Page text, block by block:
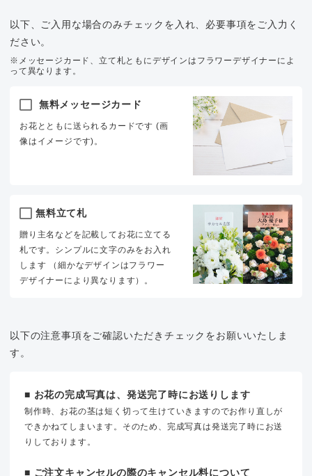
以下、ご入用な場合のみチェックを入れ、必要事項をご入力く
ださい。
※メッセージカード、立て札ともにデザインはフラワーデザイナーによ
って異なります。
無料メッセージカード
お花とともに送られるカードです (画
像はイメージです)。
無料立て札
贈り主名などを記載してお花に立てる
札です。シンプルに文字のみをお入れ
します （細かなデザインはフラワー
デザイナーにより異なります）。
以下の注意事項をご確認いただきチェックをお願いいたしま
す。
■ お花の完成写真は、発送完了時にお送りします
制作時、お花の茎は短く切って生けていきますのでお作り直しが
できかねてしまいます。そのため、完成写真は発送完了時にお送
りしております。
■ ご注文キャンセルの際のキャンセル料について